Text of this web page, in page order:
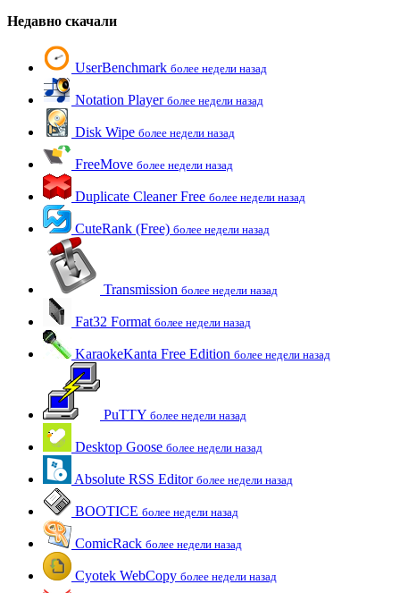
Недавно скачали
UserBenchmark более недели назад
Notation Player более недели назад
Disk Wipe более недели назад
FreeMove более недели назад
Duplicate Cleaner Free более недели назад
CuteRank (Free) более недели назад
Transmission более недели назад
Fat32 Format более недели назад
KaraokeKanta Free Edition более недели назад
PuTTY более недели назад
Desktop Goose более недели назад
Absolute RSS Editor более недели назад
BOOTICE более недели назад
ComicRack более недели назад
Cyotek WebCopy более недели назад